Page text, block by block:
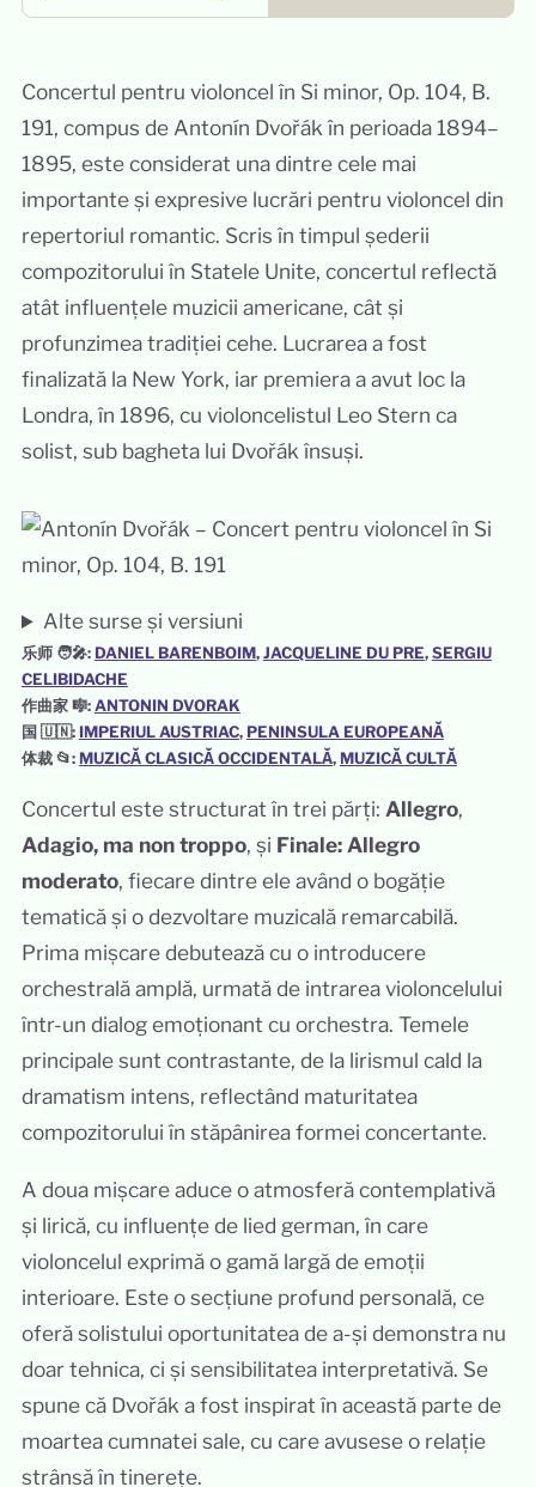
Concertul pentru violoncel în Si minor, Op. 104, B.
191, compus de Antonín Dvořák în perioada 1894–
1895, este considerat una dintre cele mai
importante și expresive lucrări pentru violoncel din
repertoriul romantic. Scris în timpul șederii
compozitorului în Statele Unite, concertul reflectă
atât influențele muzicii americane, cât și
profunzimea tradiției cehe. Lucrarea a fost
finalizată la New York, iar premiera a avut loc la
Londra, în 1896, cu violoncelistul Leo Stern ca
solist, sub bagheta lui Dvořák însuși.
Alte surse și versiuni
乐师 🧑‍🎤: DANIEL BARENBOIM, JACQUELINE DU PRE, SERGIU
CELIBIDACHE
作曲家 🎼:ANTONIN DVORAK
国 🇺🇳: IMPERIUL AUSTRIAC, PENINSULA EUROPEANĂ
体裁 📂: MUZICĂ CLASICĂ OCCIDENTALĂ, MUZICĂ CULTĂ
Concertul este structurat în trei părți: Allegro,
Adagio, ma non troppo, și Finale: Allegro
moderato, fiecare dintre ele având o bogăție
tematică și o dezvoltare muzicală remarcabilă.
Prima mișcare debutează cu o introducere
orchestrală amplă, urmată de intrarea violoncelului
într-un dialog emoționant cu orchestra. Temele
principale sunt contrastante, de la lirismul cald la
dramatism intens, reflectând maturitatea
compozitorului în stăpânirea formei concertante.
A doua mișcare aduce o atmosferă contemplativă
și lirică, cu influențe de lied german, în care
violoncelul exprimă o gamă largă de emoții
interioare. Este o secțiune profund personală, ce
oferă solistului oportunitatea de a-și demonstra nu
doar tehnica, ci și sensibilitatea interpretativă. Se
spune că Dvořák a fost inspirat în această parte de
moartea cumnatei sale, cu care avusese o relație
strânsă în tinerețe.